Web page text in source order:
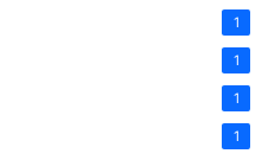
1
1
1
1